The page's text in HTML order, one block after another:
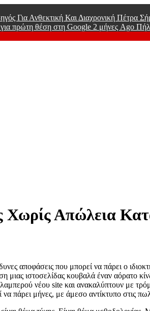
Για Ανθεκτική Και Διαχρονική Πέτρα
πρώτη θέση στη Google 2 μήνες Ago
Χωρίς Απώλεια
αποφάσεις που μπορεί να πάρει ο
ιστοσελίδας κουβαλά έναν αόρατο
νέου site και ανακαλύπτουν με
πάρει μήνες, με άμεσο αντίκτυπο στις